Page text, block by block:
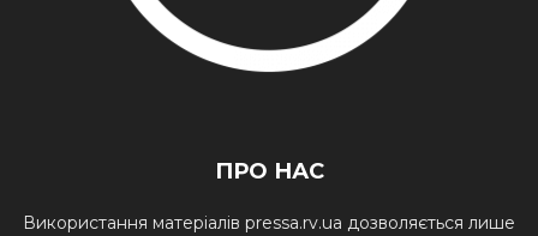
ПРО НАС
Використання матеріалів pressa.rv.ua дозволяється лише